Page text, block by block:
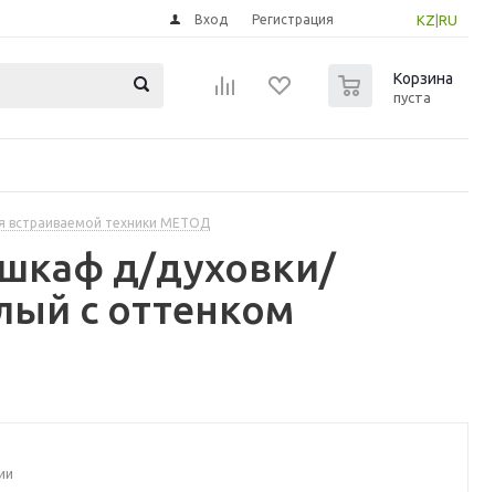
KZ RU
Вход Регистрация
Корзина
пуста
встраиваемой техники МЕТОД
шкаф д/духовки/
с оттенком